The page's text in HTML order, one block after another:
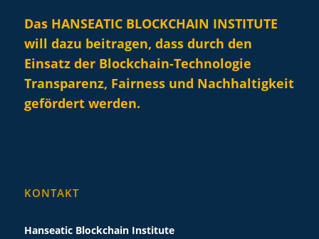
Das HANSEATIC BLOCKCHAIN INSTITUTE
will dazu beitragen, dass durch den
Einsatz der Blockchain-Technologie
Transparenz, Fairness und Nachhaltigkeit
gefördert werden.
KONTAKT
Hanseatic Blockchain Institute